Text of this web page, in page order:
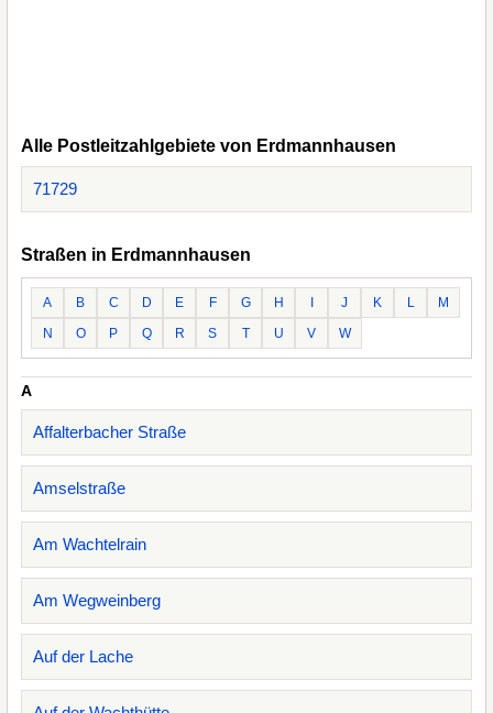
Alle Postleitzahlgebiete von Erdmannhausen
71729
Straßen in Erdmannhausen
A B C D E F G H J K L
M
N
O P Q R S T U V W
A
Affalterbacher Straße
Amselstraße
Am Wachtelrain
Am Wegweinberg
Auf der Lache